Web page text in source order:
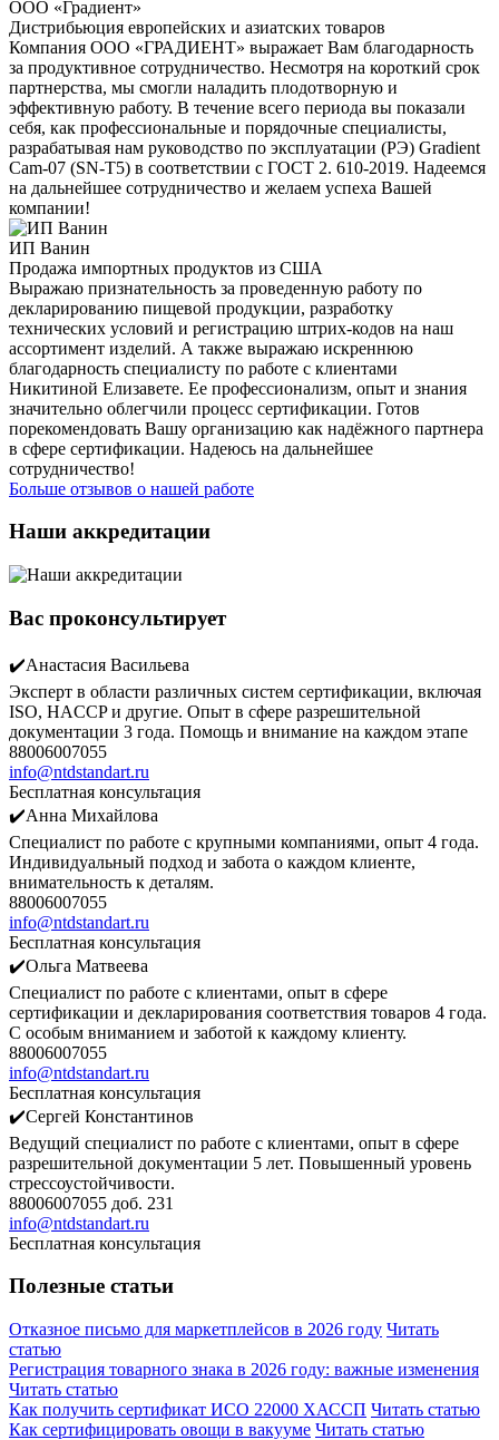
ООО «Градиент»
Дистрибьюция европейских и азиатских товаров
Компания ООО «ГРАДИЕНТ» выражает Вам благодарность
за продуктивное сотрудничество. Несмотря на короткий срок
партнерства, мы смогли наладить плодотворную и
эффективную работу. В течение всего периода вы показали
себя, как профессиональные и порядочные специалисты,
разрабатывая нам руководство по эксплуатации (РЭ) Gradient
Cam-07 (SN-T5) в соответствии с ГОСТ 2. 610-2019. Надеемся
на дальнейшее сотрудничество и желаем успеха Вашей
компании!
ИП Ванин
Продажа импортных продуктов из США
Выражаю признательность за проведенную работу по
декларированию пищевой продукции, разработку
технических условий и регистрацию штрих-кодов на наш
ассортимент изделий. А также выражаю искреннюю
благодарность специалисту по работе с клиентами
Никитиной Елизавете. Ее профессионализм, опыт и знания
значительно облегчили процесс сертификации. Готов
порекомендовать Вашу организацию как надёжного партнера
в сфере сертификации. Надеюсь на дальнейшее
сотрудничество!
Больше отзывов о нашей работе
Наши аккредитации
Вас проконсультирует
✔️Анастасия Васильева
Эксперт в области различных систем сертификации, включая
ISO, HACCP и другие. Опыт в сфере разрешительной
документации 3 года. Помощь и внимание на каждом этапе
88006007055
info@ntdstandart.ru
Бесплатная консультация
✔️Анна Михайлова
Специалист по работе с крупными компаниями, опыт 4 года.
Индивидуальный подход и забота о каждом клиенте,
внимательность к деталям.
88006007055
info@ntdstandart.ru
Бесплатная консультация
✔️Ольга Матвеева
Специалист по работе с клиентами, опыт в сфере
сертификации и декларирования соответствия товаров 4 года.
С особым вниманием и заботой к каждому клиенту.
88006007055
info@ntdstandart.ru
Бесплатная консультация
✔️Сергей Константинов
Ведущий специалист по работе с клиентами, опыт в сфере
разрешительной документации 5 лет. Повышенный уровень
стрессоустойчивости.
88006007055 доб. 231
info@ntdstandart.ru
Бесплатная консультация
Полезные статьи
Отказное письмо для маркетплейсов в 2026 году Читать
статью
Регистрация товарного знака в 2026 году: важные изменения
Читать статью
Как получить сертификат ИСО 22000 ХАССП Читать статью
Как сертифицировать овощи в вакууме Читать статью